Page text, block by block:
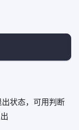
状态，可用判断